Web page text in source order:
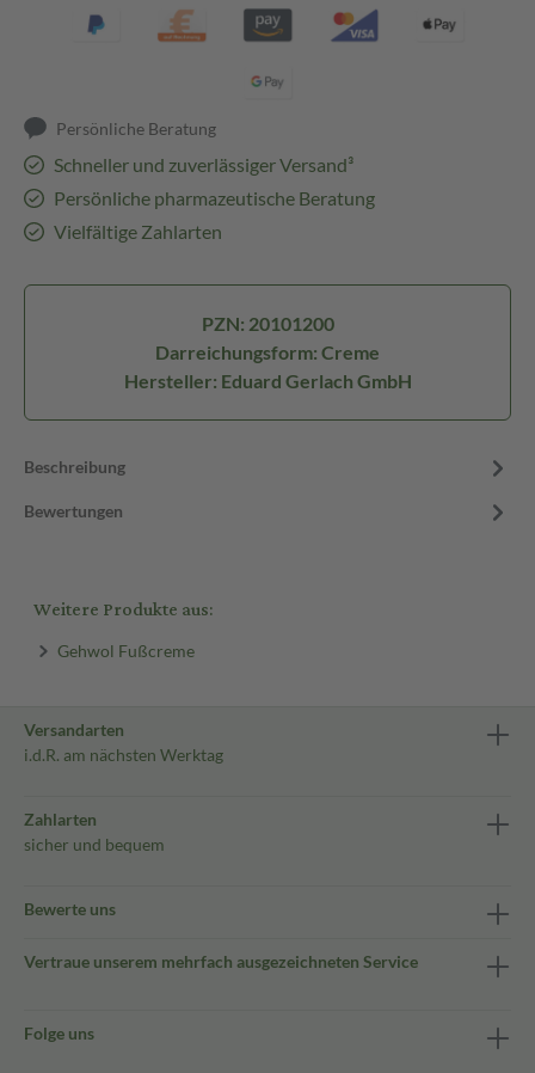
Persönliche Beratung
Schneller und zuverlässiger Versand³
Persönliche pharmazeutische Beratung
Vielfältige Zahlarten
PZN: 20101200
Darreichungsform: Creme
Hersteller: Eduard Gerlach GmbH
Beschreibung
Bewertungen
Weitere Produkte aus:
Gehwol Fußcreme
Versandarten
i.d.R. am nächsten Werktag
Zahlarten
sicher und bequem
Bewerte uns
Vertraue unserem mehrfach ausgezeichneten Service
Folge uns